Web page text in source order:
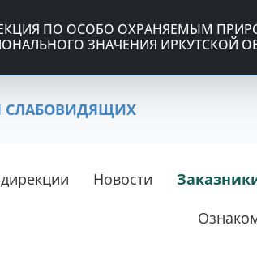
ПО ОСОБО ОХРАНЯЕМЫМ
ЗНАЧЕНИЯ ИРКУТСКОЙ
СЛАБОВИДЯЩИХ
Новости